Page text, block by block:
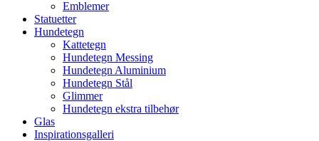
Emblemer
Statuetter
Hundetegn
Kattetegn
Hundetegn Messing
Hundetegn Aluminium
Hundetegn Stål
Glimmer
Hundetegn ekstra tilbehør
Glas
Inspirationsgalleri